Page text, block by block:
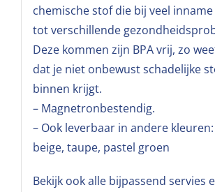
chemische stof die bij veel
tot verschillende
Deze kommen zijn BPA vrij, zo
dat je niet onbewust schadelijke
binnen krijgt.
– Magnetronbestendig.
– Ook leverbaar in andere
beige, taupe, pastel groen
Bekijk ook alle bijpassend servies